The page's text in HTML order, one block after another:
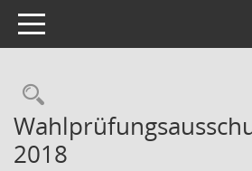
Toggle navigation
Rechercheauswahl
2018